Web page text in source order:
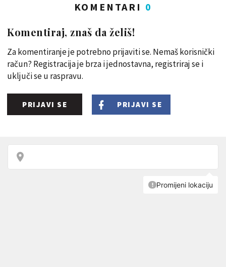
KOMENTARI 0
Komentiraj, znaš da želiš!
Za komentiranje je potrebno prijaviti se. Nemaš korisnički
račun? Registracija je brza i jednostavna, registriraj se i
uključi se u raspravu.
PRIJAVI SE PRIJAVI SE